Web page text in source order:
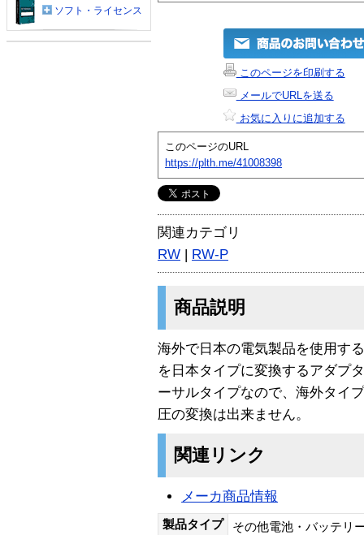
このページを印刷する
メールでURLを送る
お気に入りに追加する
このページのURL
https://plth.me/41008398
関連カテゴリ
RW | RW-P
商品説明
海外で日本の電気製品を使用す
を日本タイプに変換するアダプ
ーサルタイプなので、海外タイ
圧の変換は出来ません。
関連リンク
メーカ商品情報
製品タイプ
その他電池・バッテリ
ソフト・ライセンス